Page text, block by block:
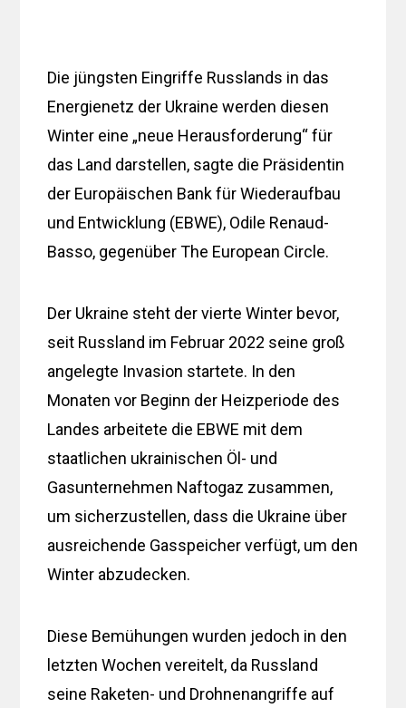
Die jüngsten Eingriffe Russlands in das
Energienetz der Ukraine werden diesen
Winter eine „neue Herausforderung“ für
das Land darstellen, sagte die Präsidentin
der Europäischen Bank für Wiederaufbau
und Entwicklung (EBWE), Odile Renaud-
Basso, gegenüber The European Circle.
Der Ukraine steht der vierte Winter bevor,
seit Russland im Februar 2022 seine groß
angelegte Invasion startete. In den
Monaten vor Beginn der Heizperiode des
Landes arbeitete die EBWE mit dem
staatlichen ukrainischen Öl- und
Gasunternehmen Naftogaz zusammen,
um sicherzustellen, dass die Ukraine über
ausreichende Gasspeicher verfügt, um den
Winter abzudecken.
Diese Bemühungen wurden jedoch in den
letzten Wochen vereitelt, da Russland
seine Raketen- und Drohnenangriffe auf